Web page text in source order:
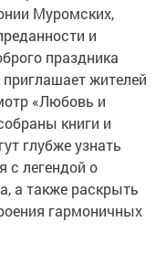
Муромских,
и
праздника
жителей
«Любовь и
книги и
глубже узнать
с легендой о
а также раскрыть
гармоничных